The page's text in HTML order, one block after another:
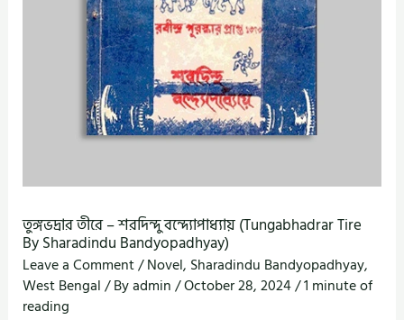
তুঙ্গভদ্রার তীরে – শরদিন্দু বন্দ্যোপাধ্যায় (Tungabhadrar Tire
By Sharadindu Bandyopadhyay)
Leave a Comment/Novel, Sharadindu Bandyopadhyay,
West Bengal/ Byadmin/October 28, 2024/1 minute of
reading